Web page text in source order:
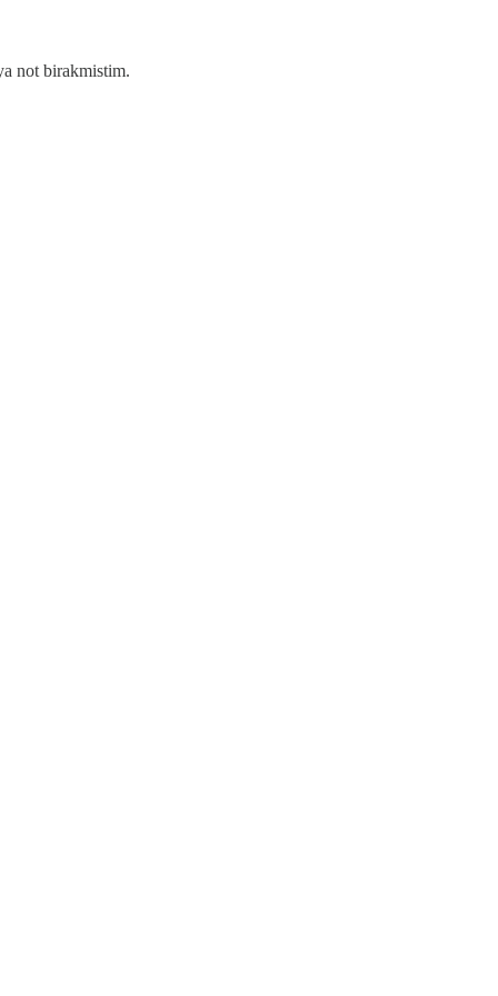
not birakmistim.